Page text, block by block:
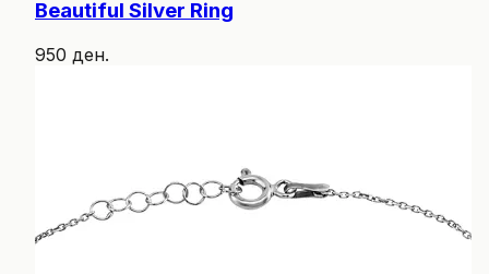
Beautiful Silver Ring
950 ден.